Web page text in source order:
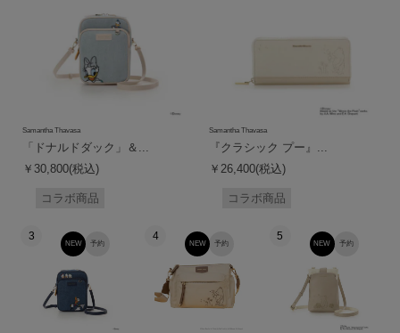
Samantha Thavasa
「ドナルドダック」＆...
￥30,800(税込)
コラボ商品
Samantha Thavasa
『クラシック プー』...
￥26,400(税込)
コラボ商品
3
予約
NEW
4
予約
NEW
5
予約
NEW